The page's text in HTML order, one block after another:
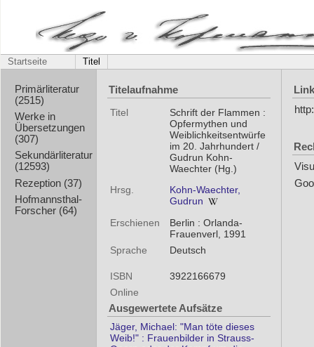
Startseite Titel
Primärliteratur
(2515)
Werke in
Übersetzungen
(307)
Sekundärliteratur
(12593)
Rezeption (37)
Hofmannsthal-
Forscher (64)
Titelaufnahme
Titel
Schrift der Flammen :
Opfermythen und
Weiblichkeitsentwürfe
im 20. Jahrhundert /
Gudrun Kohn-
Waechter (Hg.)
Hrsg.
Kohn-Waechter,
Gudrun
Erschienen
Berlin : Orlanda-
Frauenverl, 1991
Sprache
Deutsch
ISBN
3922166679
Online
Ausgewertete Aufsätze
Jäger, Michael: "Man töte dieses
Weib!" : Frauenbilder in Strauss-